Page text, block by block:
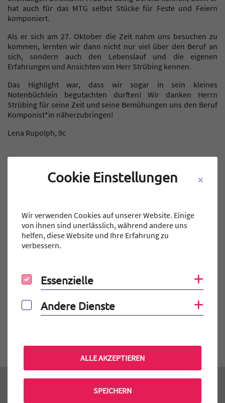
hat auch für das MTG selbst Stücke für Feste und Feiern
komponiert.
Als er sich am 27. Oktober die Zeit nahm uns besuchen zu
kommen, lernten wir dann nicht nur viel über den Beruf an
sich, sondern auch den Lebenslauf und die eigenen
Erfahrungen und Ansichten von Herr Strübing kennen.
Das Highlight war, dass wir sogar in sein kleines
Notenbüchlein begutachten durften! Wir danken Herrn
Strübing für seine Zeit und seine Bemühungen uns den Beruf
Komponist*in näherzubringen!
Lena Rupolph, 9c
Teile Beitrag: Teilen auf Facebook
Teilen auf XTeilen auf
BEITRÄGE
Cookie Einstellungen
Wir verwenden Cookies auf unserer Website. Einige
von ihnen sind unerlässlich, während andere uns
helfen, diese Website und Ihre Erfahrung zu
verbessern.
Essenzielle
Essenzielle
Andere Dienste
Andere Dienste
ALLE AKZEPTIEREN
SPEICHERN